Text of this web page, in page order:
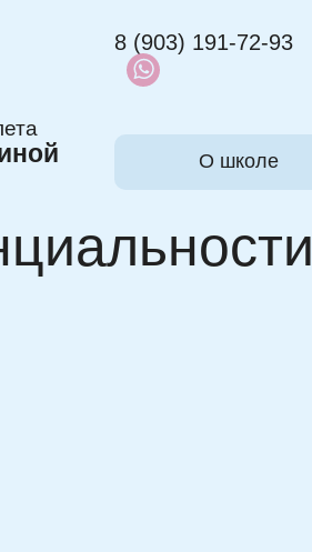
8 (903) 191-72-93
О школе